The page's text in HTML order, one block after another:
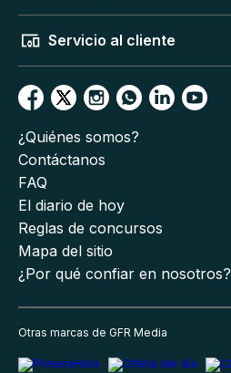
Servicio al cliente
¿Quiénes somos?
Contáctanos
FAQ
El diario de hoy
Reglas de concursos
Mapa del sitio
¿Por qué confiar en nosotros?
Otras marcas de GFR Media